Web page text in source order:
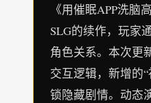
《用催眠APP洗脑
SLG的续作，玩家
角色关系。本次更
交互逻辑，新增的
锁隐藏剧情。动态